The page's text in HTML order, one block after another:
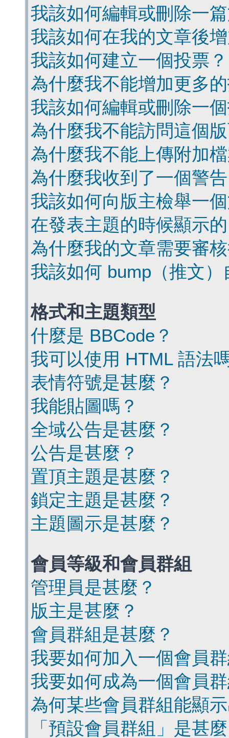
我該如何編輯或刪除一
我該如何在我的文章後
我該如何建立一個投票？
為什麼我不能增加更多
我該如何編輯或刪除一
為什麼我不能訪問這個
為什麼我不能上傳附加
為什麼我收到了一個警
我該如何向版主檢舉一
在發表主題的時候顯示
為什麼我的文章需要審
我該如何 bump（推文
格式和主題類型
什麼是 BBCode？
我可以使用 HTML 語法
表情符號是甚麼？
我能貼圖嗎？
全域公告是甚麼？
公告是甚麼？
置頂主題是甚麼？
鎖定主題是甚麼？
主題圖示是甚麼？
會員等級和會員群組
管理員是甚麼？
版主是甚麼？
會員群組是甚麼？
我要如何加入一個會員
我要如何成為一個會員
為何某些會員群組能顯
「預設會員群組」是甚